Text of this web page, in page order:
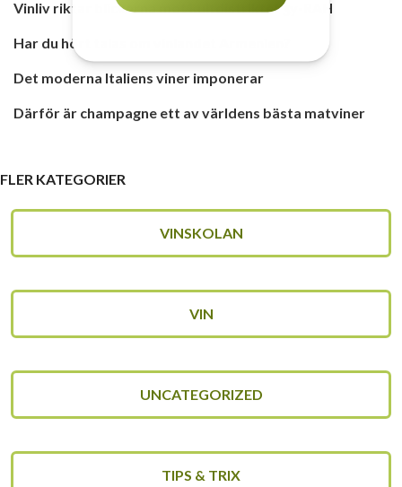
Vinliv riktar blickarna mot kultdistriktet ʒy-RAH
Har du hört talas om vinlandet Armenien?
Det moderna Italiens viner imponerar
Därför är champagne ett av världens bästa matviner
FLER KATEGORIER
VINSKOLAN
VIN
UNCATEGORIZED
TIPS & TRIX